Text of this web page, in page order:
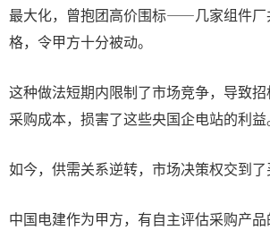
最大化，曾抱团高价围标——几家组件厂
格，令甲方十分被动。
这种做法短期内限制了市场竞争，导致
采购成本，损害了这些央国企电站的利益
如今，供需关系逆转，市场决策权交到了
中国电建作为甲方，有自主评估采购产